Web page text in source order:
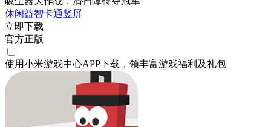
休闲益智卡通竖屏
立即下载
官方正版
使用小米游戏中心APP下载 ，领丰富游戏福利 及礼包